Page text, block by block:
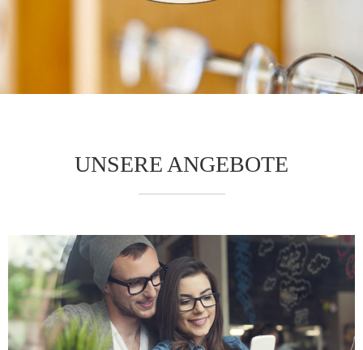
UNSERE ANGEBOTE